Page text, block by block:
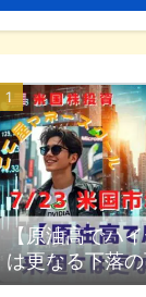
【原油高でハ
は更なる下落